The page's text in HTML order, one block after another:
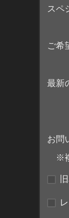
スペ
ご希
最新
お問
※